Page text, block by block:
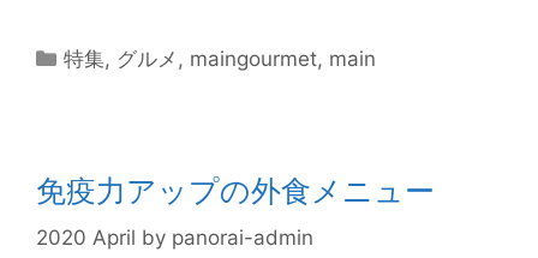
特集, グルメ , maingourmet, main
免疫力アップの外食メニュー
2020 April by panorai-admin